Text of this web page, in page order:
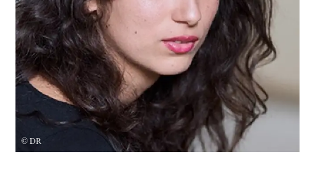
© DR
Le théâtre
tnba, centre dramatique national
Artiste directrice
Artistes associé·es
Équipe
Salles
Espace partagé
Librairie
L'école